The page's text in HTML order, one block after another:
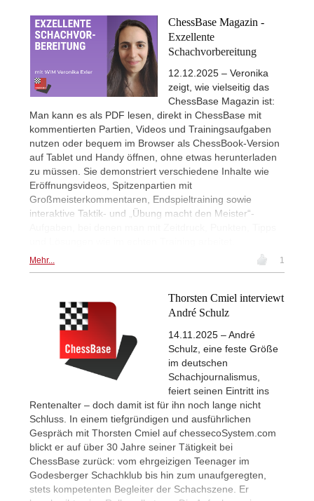
ChessBase Magazin -
Exzellente
Schachvorbereitung
12.12.2025 – Veronika
zeigt, wie vielseitig das
ChessBase Magazin ist:
Man kann es als PDF lesen, direkt in ChessBase mit
kommentierten Partien, Videos und Trainingsaufgaben
nutzen oder bequem im Browser als ChessBook-Version
auf Tablet und Handy öffnen, ohne etwas herunterladen
zu müssen. Sie demonstriert verschiedene Inhalte wie
Eröffnungsvideos, Spitzenpartien mit
Großmeisterkommentaren, Endspieltraining sowie
interaktive Taktik- und „Übung macht den Meister“-
Mehr... 1
Thorsten Cmiel interviewt
André Schulz
14.11.2025 – André
Schulz, eine feste Größe
im deutschen
Schachjournalismus,
feiert seinen Eintritt ins
Rentenalter – doch damit ist für ihn noch lange nicht
Schluss. In einem tiefgründigen und ausführlichen
Gespräch mit Thorsten Cmiel auf chessecoSystem.com
blickt er auf über 30 Jahre seiner Tätigkeit bei
ChessBase zurück: vom ehrgeizigen Teenager im
Godesberger Schachklub bis hin zum unaufgeregten,
stets kompetenten Begleiter der Schachszene. Er